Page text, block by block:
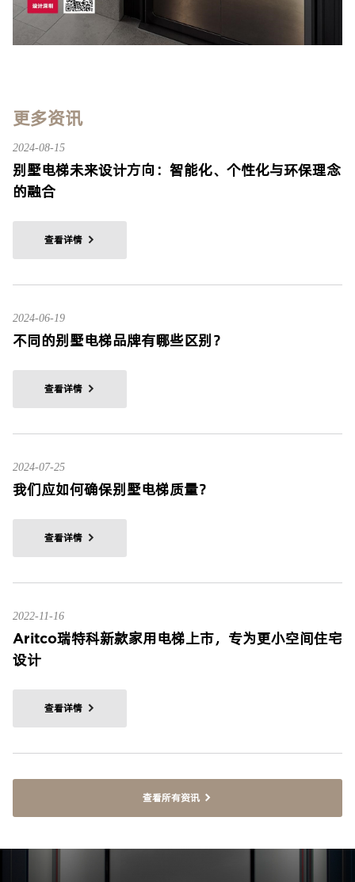
更多资讯
2024-08-15
别墅电梯未来设计方向：智能化、个性化与环保理念
的融合
查看详情
2024-06-19
不同的别墅电梯品牌有哪些区别？
查看详情
2024-07-25
我们应如何确保别墅电梯质量？
查看详情
2022-11-16
Aritco瑞特科新款家用电梯上市，专为更小空间住宅
设计
查看详情
查看所有资讯